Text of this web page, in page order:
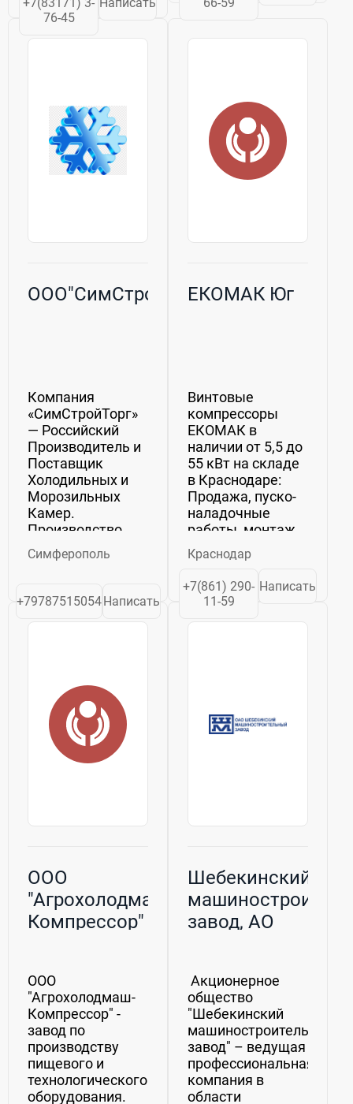
производства
говядины,
консервирования
овощей и
фруктов;...
76-45
ООО"СимСтройТорг"
Компания
«СимСтройТорг»
— Российский
Производитель и
Поставщик
Холодильных и
Морозильных
Камер.
Производство
Налажено в г.
Симферополь.
Морозильных и
Агрегатов.
"ПОЛАИР" На
Прямую с ...
Симферополь
+79787515054Написать
ЕКОМАК Юг
Винтовые
компрессоры
ЕКОМАК в
наличии от 5,5 до
55 кВт на складе
в Краснодаре:
Продажа, пуско-
наладочные
работы, монтаж,
сервис, ремонт,
прямое
выполнение
гарантийных
перед
запасных частей
и расходных...
Краснодар
+7(861) 290-
11-59
Написать
ООО
"Агрохолодмаш-
Компрессор"
ООО
"Агрохолодмаш-
Компрессор" -
завод по
производству
пищевого и
технологического
оборудования.
Шебекинский
завод, АО
Акционерное
общество
"Шебекинский
машиностроительный
завод" – ведущая
профессиональная
компания в
области